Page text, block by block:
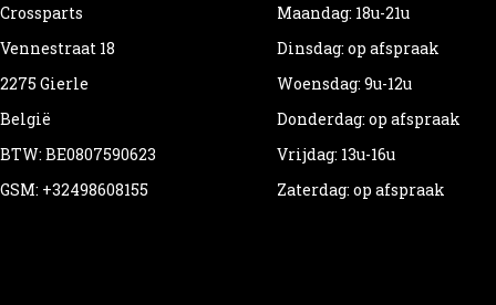
Crossparts
Vennestraat 18
2275 Gierle
België
BTW: BE0807590623
GSM: +32498608155
Maandag: 18u-21u
Dinsdag: op afspraak
Woensdag: 9u-12u
Donderdag: op afspraak
Vrijdag: 13u-16u
Zaterdag: op afspraak